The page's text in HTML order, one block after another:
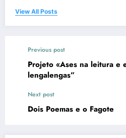
View All Posts
Previous post
Projeto «Ases na leitura e
lengalengas”
Next post
Dois Poemas e o Fagote